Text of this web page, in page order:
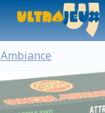
Ambiance